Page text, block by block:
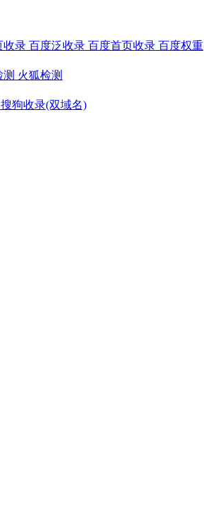
收录 百度泛收录 百度首页收录 百度权重
火狐检测
搜狗收录(双域名)